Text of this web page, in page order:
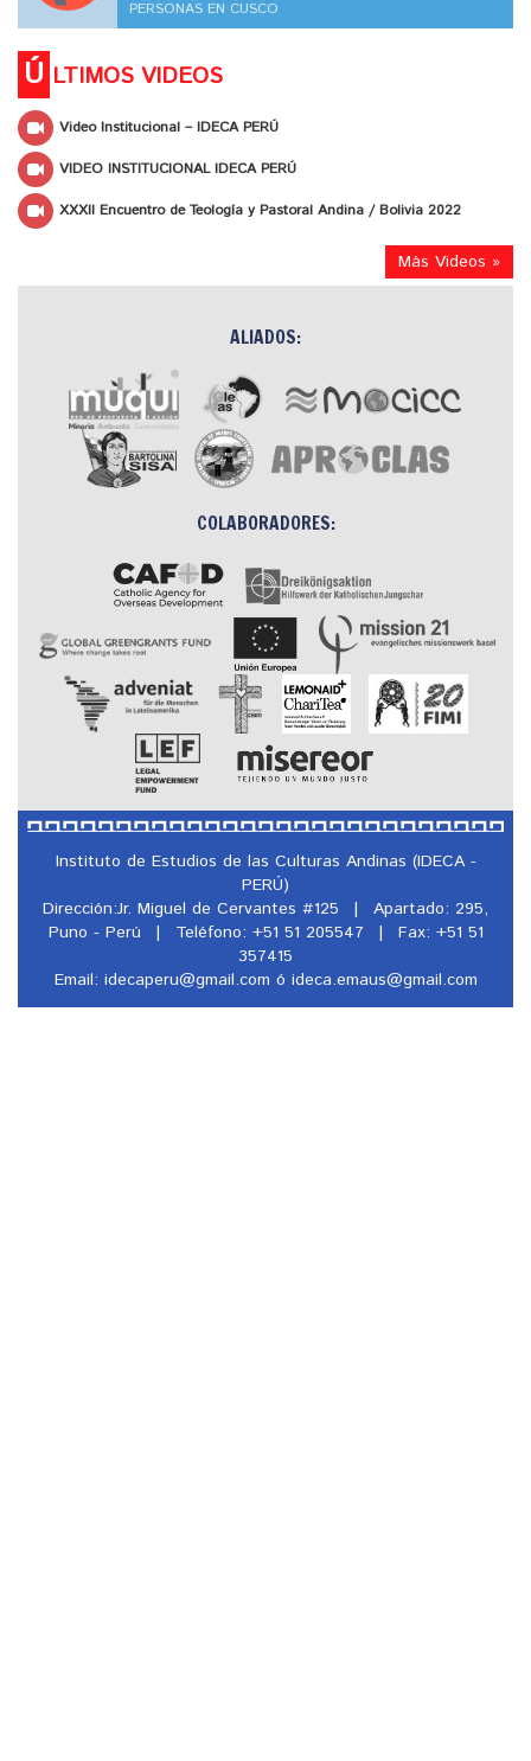
PERSONAS EN CUSCO
Ú LTIMOS VIDEOS
Video Institucional – IDECA PERÚ
VIDEO INSTITUCIONAL IDECA PERÚ
XXXII Encuentro de Teología y Pastoral Andina / Bolivia 2022
Más Videos »
ALIADOS:
COLABORADORES:
Instituto de Estudios de las Culturas Andinas (IDECA -
PERÚ)
Dirección:Jr. Miguel de Cervantes #125
|
Apartado: 295,
Puno - Perú
| Teléfono: +51 51 205547 |
Fax: +51 51
357415
Email: idecaperu@gmail.com ó ideca.emaus@gmail.com